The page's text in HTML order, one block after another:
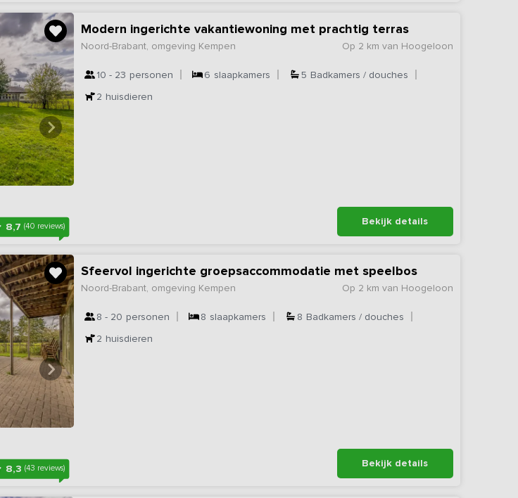
8,7(40 reviews)
Modern ingerichte vakantiewoning met prachtig terras
Op 2 km van Hoogeloon
Noord-Brabant, omgeving Kempen
10 - 23 personen 6 slaapkamers 5 Badkamers / douches
2 huisdieren
Bekijk details
8,3(43 reviews)
Sfeervol ingerichte groepsaccommodatie met speelbos
Op 2 km van Hoogeloon
Noord-Brabant, omgeving Kempen
8 - 20 personen 8 slaapkamers 8 Badkamers / douches
2 huisdieren
Bekijk details